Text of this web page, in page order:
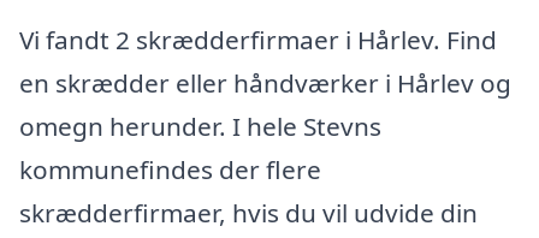
Vi fandt 2 skrædderfirmaer i Hårlev. Find
en skrædder eller håndværker i Hårlev og
omegn herunder. I hele Stevns
kommunefindes der flere
skrædderfirmaer, hvis du vil udvide din